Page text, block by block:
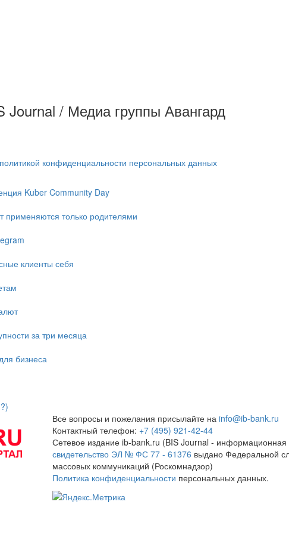
Journal / Медиа группы Авангард
политикой конфиденциальности персональных данных
Kuber Community Day
применяются только родителями
клиенты себя
за три месяца
бизнеса
Все вопросы и пожелания присылайте на info@ib-bank.ru
Контактный телефон: +7 (495) 921-42-44
Сетевое издание ib-bank.ru (BIS Journal - информационная
свидетельство ЭЛ № ФС 77 - 61376 выдано Федеральной
массовых коммуникаций (Роскомнадзор)
Политика конфиденциальности персональных данных.